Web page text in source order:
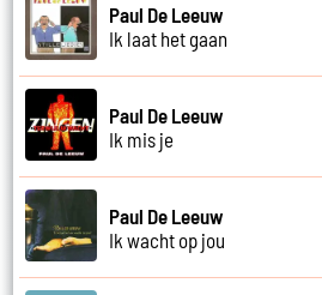
Paul De Leeuw
Ik laat het gaan
Paul De Leeuw
Ik mis je
Paul De Leeuw
Ik wacht op jou